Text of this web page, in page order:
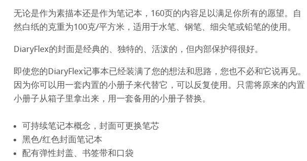
较早型号的打印机
Harman by Hahnemuehle
QT Albums x Hahnemühle
保护及认证
哈内姆勒 Platinum Rag铂金印相纸
Classical Printing Methods
Studio & Decor
注册我的艺术作品 My Art Registry
常见问题
The Collection
The Collection - Watercolour
The Collection - Ingres Pastel
The Collection - Sketch
竹纤维Natural Line系列美术纸
系列水彩纸
Watercolour Books
The Collection
圆网工艺水彩纸
Watercolour系列水彩纸
Hahnemühle Sketch Paper
Hahnemühle 素描纸
速写本
粉彩纸
油画/丙烯画纸
年挂历大赛2026
年挂历大赛2024
无论是作为素描本还是作为笔记本，160页的内容足以满足你所有的愿望。自
然白纸的克重为100克/平方米，适用于水笔、钢笔、细尖笔或铅笔的使用。
DiaryFlex的封面是经典的、独特的、活泼的，但内部保护得很好。
即使您的DiaryFlex记事本已经装满了您的想法和思路，您也不必和它说再见。
因为你可以用一套内置的小册子来代替它，可以反复使用。只需将原来的内置
小册子从箱子里拿出来，用一套备用的小册子替换。
可持续笔记本概念，封面可更换笔芯
黑色/红色封面笔记本
配有弹性封盖、书签带和口袋